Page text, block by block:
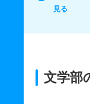
見る
文学部